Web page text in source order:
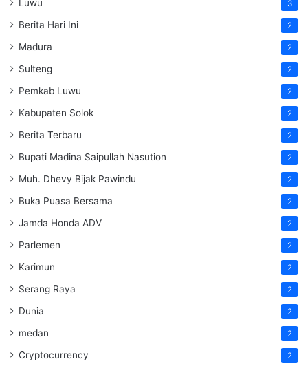
Luwu 3
Berita Hari Ini 2
Madura 2
Sulteng 2
Pemkab Luwu 2
Kabupaten Solok 2
Berita Terbaru 2
Bupati Madina Saipullah Nasution 2
Muh. Dhevy Bijak Pawindu 2
Buka Puasa Bersama 2
Jamda Honda ADV 2
Parlemen 2
Karimun 2
Serang Raya 2
Dunia 2
medan 2
Cryptocurrency 2